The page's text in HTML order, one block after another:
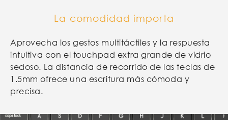
La comodidad importa
Aprovecha los gestos multitáctiles y la respuesta
intuitiva con el touchpad extra grande de vidrio
sedoso. La distancia de recorrido de las teclas de
1.5mm ofrece una escritura más cómoda y
precisa.
El Toque en los negocios
La pantalla táctil facilita la navegación a través
de los gestos multitáctiles como el
desplazemiento rápido, zoom y más.
*opcional
Teclado funcional intuitivo para el
La tecla de acceso sin tener que presionar Fn.
Presiona F12 para compartir tus ideas con
colegas y clientes.